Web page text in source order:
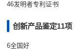
46发明者专利证书
创新产品鉴定11项
6全国好